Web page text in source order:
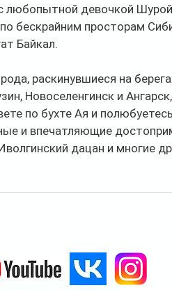
любопытной девочкой
бескрайним просторам
Байкал.
раскинувшиеся на
Новоселенгинск и
по бухте Ая и
и впечатляющие
дацан и многие